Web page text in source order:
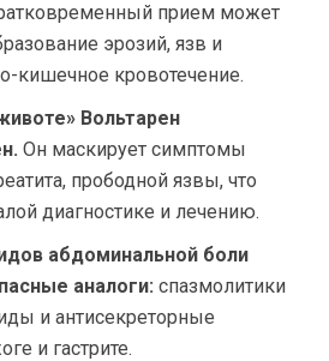
прием может
эрозий, язв и
кишечное кровотечение.
Вольтарен
Он маскирует симптомы
прободной язвы, что
диагностике и лечению.
абдоминальной боли
аналоги: спазмолитики
и антисекреторные
и гастрите.